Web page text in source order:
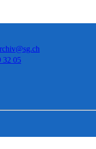
32 05